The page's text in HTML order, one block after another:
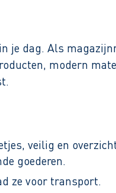
je dag. Als
modern
veilig en
goederen.
ze voor transport.